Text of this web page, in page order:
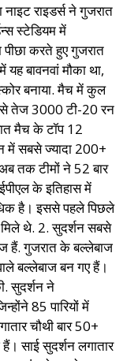
राइडर्स ने गुजरात
स्टेडियम में
करते हुए गुजरात
बावनवां मौका था,
बनाया. मैच में कुल
तेज 3000 टी-20 रन
मैच के टॉप 12
में सबसे ज्यादा 200+
तक टीमों ने 52 बार
के इतिहास में
है। इससे पहले पिछले
मिले थे. 2. सुदर्शन सबसे
हैं. गुजरात के बल्लेबाज
बल्लेबाज बन गए हैं।
सुदर्शन ने
85 पारियों में
चौथी बार 50+
साई सुदर्शन लगातार